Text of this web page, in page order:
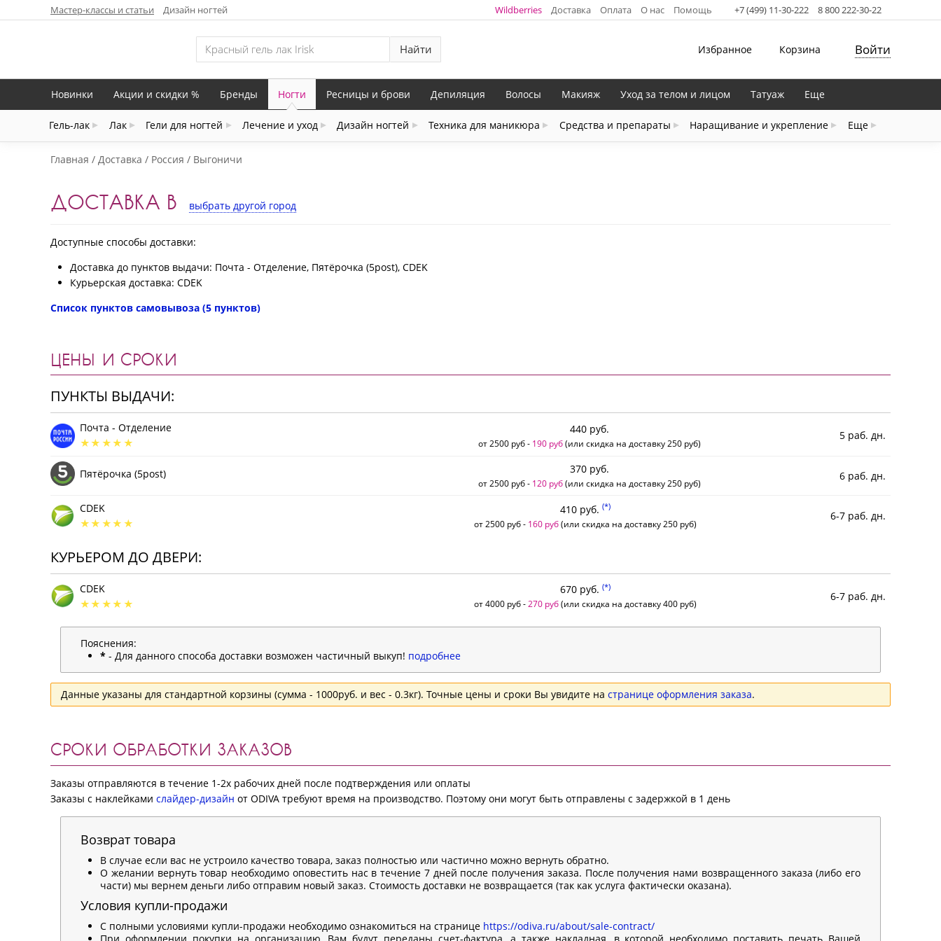
Мастер-классы и статьи Дизайн ногтей Wildberries Доставка Оплата О нас Помощь +7 (499) 11-30-222 8 800 222-30-22
Найти Избранное Корзина Войти
Новинки Акции и скидки % Бренды Ногти
Гель-лак Лак Гели для ногтей Лечение и уход Дизайн ногтей Техника для маникюра Средства и препараты Наращивание и укрепление Еще
Ресницы и брови Депиляция Волосы Макияж Уход за телом и лицом Татуаж Еще
Главная Доставка Россия Выгоничи
ДОСТАВКА В выбрать другой город
Доступные способы доставки:
Доставка до пунктов выдачи: Почта - Отделение, Пятёрочка (5post), CDEK
Курьерская доставка: CDEK
Список пунктов самовывоза (5 пунктов)
ЦЕНЫ И СРОКИ
ПУНКТЫ ВЫДАЧИ:
Почта - Отделение 440 руб.
от 2500 руб - 190 руб(или скидка на доставку 250 руб)
5 раб. дн.
Пятёрочка (5post) 370 руб.
от 2500 руб - 120 руб(или скидка на доставку 250 руб)
6 раб. дн.
CDEK 410 руб. (*)
от 2500 руб - 160 руб(или скидка на доставку 250 руб)
6-7 раб. дн.
КУРЬЕРОМ ДО ДВЕРИ:
CDEK 670 руб. (*)
от 4000 руб - 270 руб(или скидка на доставку 400 руб)
6-7 раб. дн.
Пояснения:
* - Для данного способа доставки возможен частичный выкуп! подробнее
Данные указаны для стандартной корзины (сумма - 1000руб. и вес - 0.3кг). Точные цены и сроки Вы увидите на странице оформления заказа.
СРОКИ ОБРАБОТКИ ЗАКАЗОВ
Заказы отправляются в течение 1-2х рабочих дней после подтверждения или оплаты
Заказы с наклейками слайдер-дизайн от ODIVA требуют время на производство. Поэтому они могут быть отправлены с задержкой в 1 день
Возврат товара
В случае если вас не устроило качество товара, заказ полностью или частично можно вернуть обратно.
О желании вернуть товар необходимо оповестить нас в течение 7 дней после получения заказа. После получения нами возвращенного заказа (либо его
части) мы вернем деньги либо отправим новый заказ. Стоимость доставки не возвращается (так как услуга фактически оказана).
Условия купли-продажи
С полными условиями купли-продажи необходимо ознакомиться на странице https://odiva.ru/about/sale-contract/
При оформлении покупки на организацию, Вам будут переданы счет-фактура, а также накладная, в которой необходимо поставить печать Вашей